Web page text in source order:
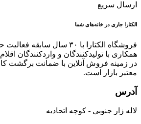
ارسال سریع
الکتارا جاری در خانه‌های شما
فروشگاه الکتارا با ۳۰ سال
همکاری با تولیدکنندگان و واردکنندگان
در زمینه فروش آنلاین با ضمانت برگشت
معتبر بازار است.
آدرس
لاله زار جنوبی - کوچه اتحادیه